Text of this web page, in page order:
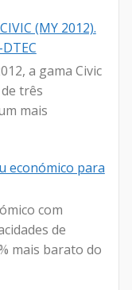
(MY 2012).
a gama Civic
três
mais
económico para
com
de
mais barato do